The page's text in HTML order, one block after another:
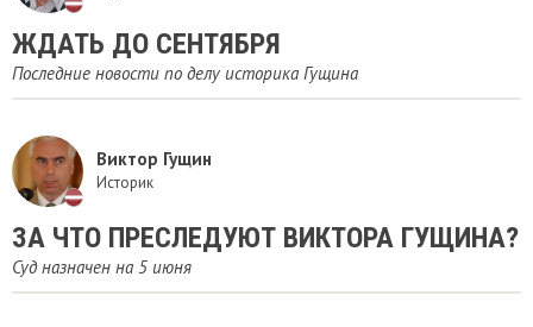
ЖДАТЬ ДО СЕНТЯБРЯ
Последние новости по делу историка Гущина
Виктор Гущин
Историк
ЗА ЧТО ПРЕСЛЕДУЮТ ВИКТОРА ГУЩИНА?
Суд назначен на 5 июня